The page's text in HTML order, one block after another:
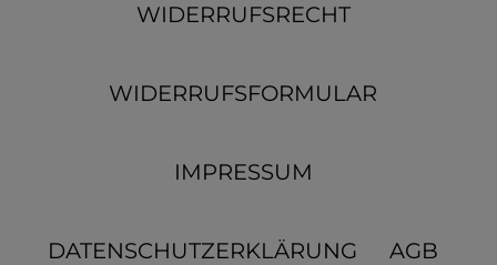
WIDERRUFSRECHT
WIDERRUFSFORMULAR
IMPRESSUM
DATENSCHUTZERKLÄRUNG AGB